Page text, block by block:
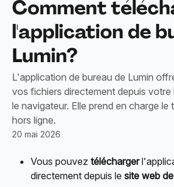
Comment
l'application de
Lumin?
L'application de bureau de Lumin
vos fichiers directement depuis votre
le navigateur. Elle prend en charge le
hors ligne.
20 mai 2026
Vous pouvez télécharger
directement depuis le site web